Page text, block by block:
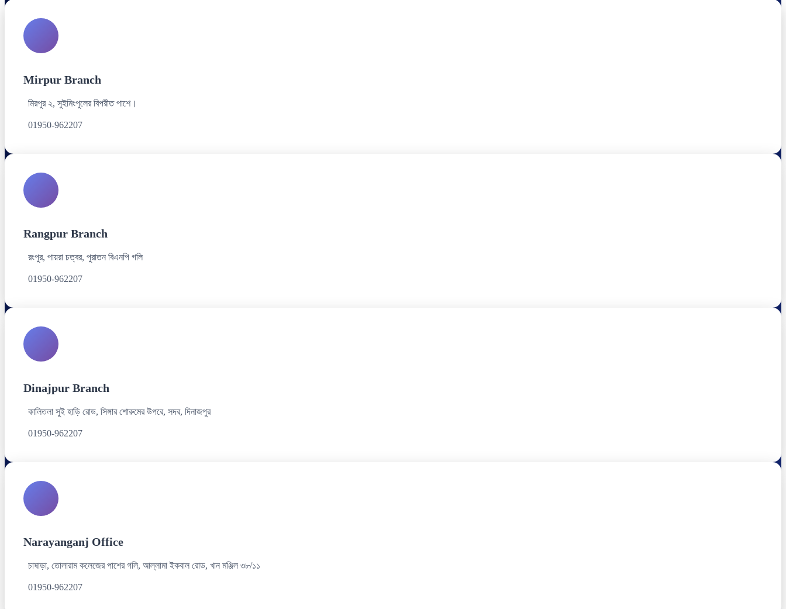
Mirpur Branch
মিরপুর ২, সুইমিংপুলের বিপরীত পাশে।
01950-962207
Rangpur Branch
রংপুর, পায়রা চত্বর, পুরাতন বিএনপি গলি
01950-962207
Dinajpur Branch
কালিতলা সুই হাড়ি রোড, সিঙ্গার শোরুমের উপরে, সদর, দিনাজপুর
01950-962207
Narayanganj Office
চাষাড়া, তোলারাম কলেজের পাশের গলি, আল্লামা ইকবাল রোড, খান মঞ্জিল ৩৮/১১
01950-962207